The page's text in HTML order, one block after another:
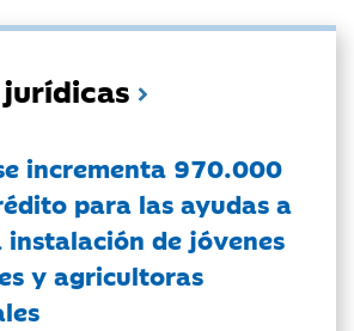
incrementa 970.000
para las ayudas a
de jóvenes
y agricultoras